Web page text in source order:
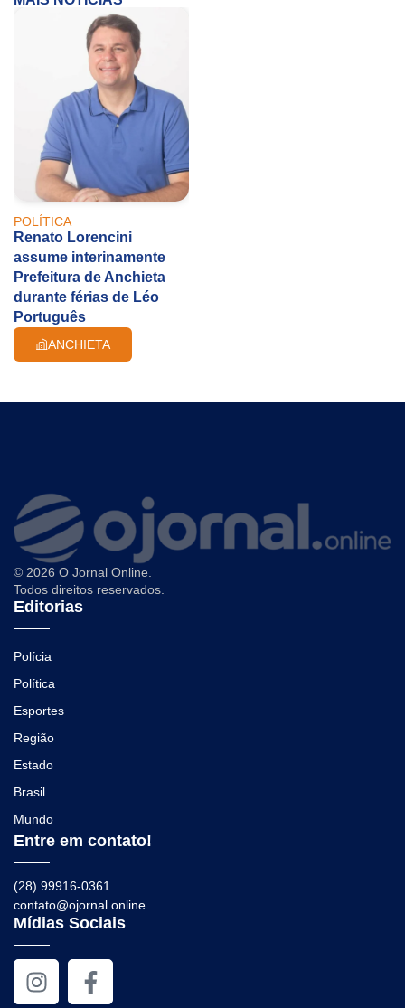
POLÍTICA
Renato Lorencini
assume interinamente
Prefeitura de Anchieta
durante férias de Léo
Português
ANCHIETA
© 2026 O Jornal Online.
Todos direitos reservados.
Editorias
Polícia
Política
Esportes
Região
Estado
Brasil
Mundo
Entre em contato!
(28) 99916-0361
contato@ojornal.online
Mídias Sociais